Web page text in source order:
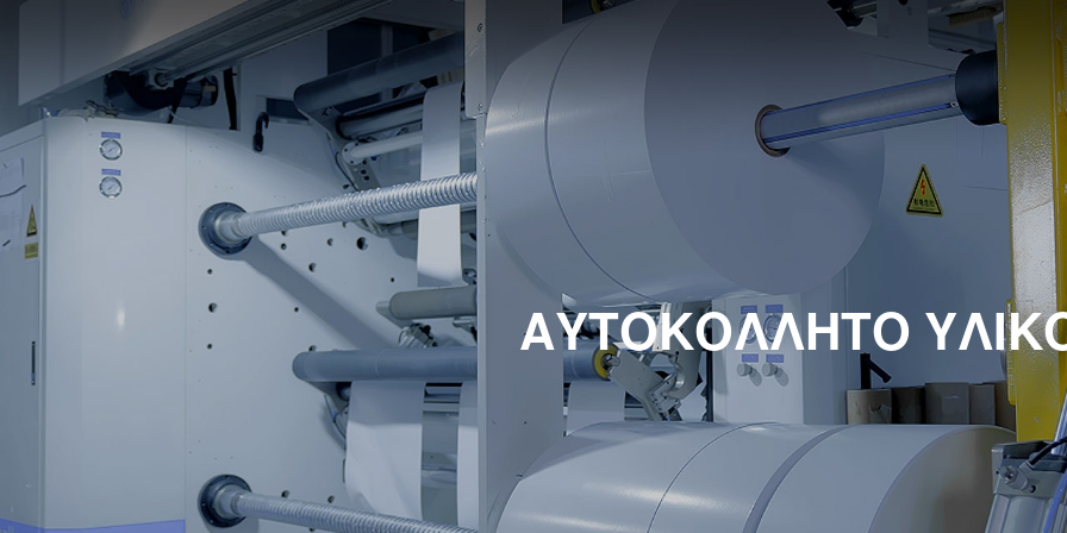
ΑΥΤΟΚΌΛΛΗΤΟ